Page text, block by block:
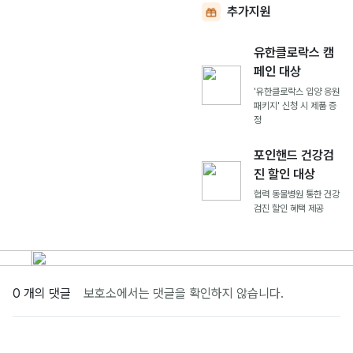
추가지원
유한클로락스 캠
페인 대상
'유한클로락스 입양 응원
패키지' 신청 시 제품 증
정
포인핸드 건강검
진 할인 대상
협력 동물병원 통한 건강
검진 할인 혜택 제공
0 개의 댓글 보호소에서는 댓글을 확인하지 않습니다.